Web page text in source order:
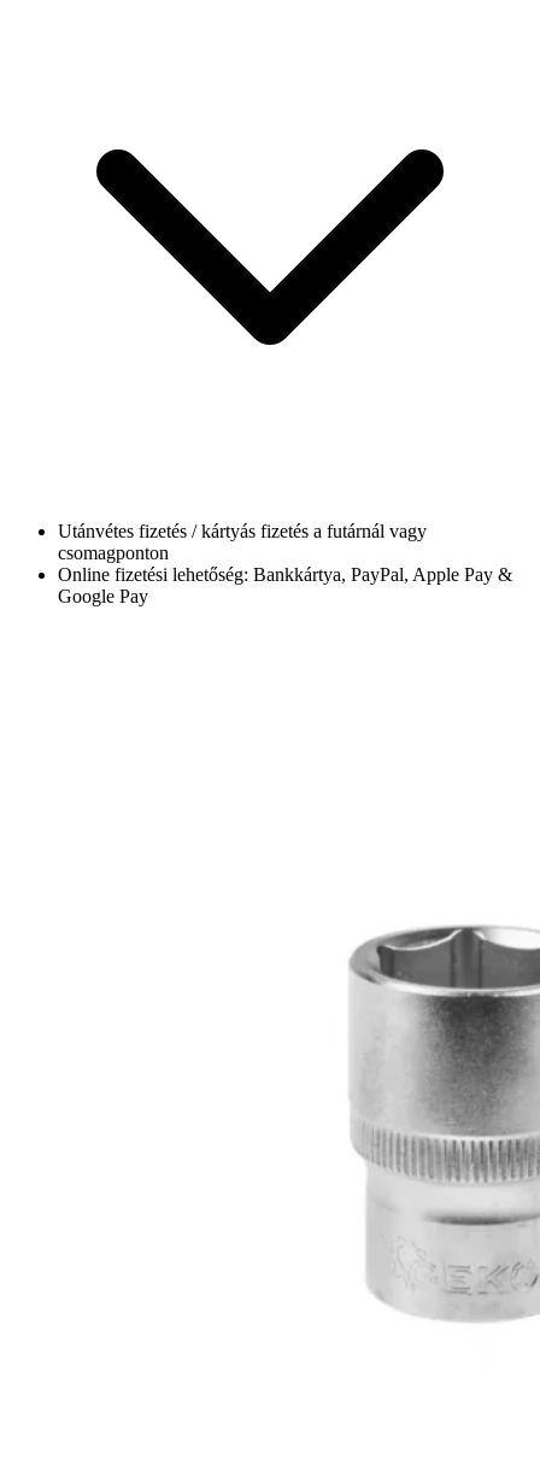
Utánvétes fizetés / kártyás fizetés a futárnál vagy
csomagponton
Online fizetési lehetőség: Bankkártya, PayPal, Apple Pay &
Google Pay